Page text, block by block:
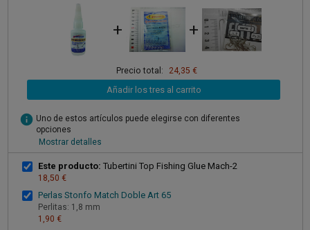
+ +
Precio total: 24,35 €
Añadir los tres al carrito
info Uno de estos artículos puede elegirse con diferentes
opciones
Mostrar detalles
Este producto: Tubertini Top Fishing Glue Mach-2
18,50 €
Perlas Stonfo Match Doble Art 65
Perlitas: 1,8 mm
1,90 €